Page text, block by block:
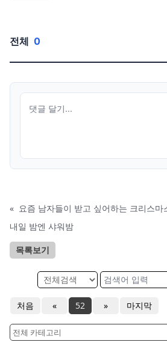
전체 0
« 요즘 남자들이 받고 싶어하는 크리스마
내일 밤엔 샤워밤
목록보기
처음 « 52 » 마지막